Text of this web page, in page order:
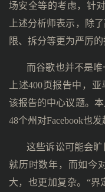
场安全等的考虑，针
上述分析师表示，除
限、拆分等更为严厉的
而谷歌也并不是
上述400页报告中，
该报告的中心议题。
48个州对Facebook也发
这些诉讼可能会
就历时数年，而如今
大，也更加复杂。“界